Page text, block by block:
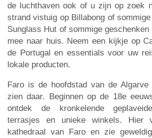
de luchthaven ook of u zijn op zoek
strand vistuig op Billabong of
Sunglass Hut of sommige
mee naar huis. Neem een kijkje op
de Portugal en essentials voor uw
lokale producten.
Faro is de hoofdstad van de
zien daar. Beginnen op de 18e
ontdek de kronkelende
terrasjes en unieke winkels. Hier
kathedraal van Faro en zie